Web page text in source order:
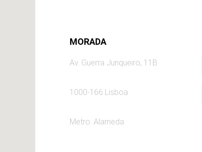
MORADA
Av. Guerra Junqueiro, 11B
1000-166 Lisboa
Metro: Alameda